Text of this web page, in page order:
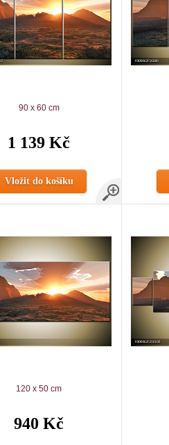
90 x 60 cm
1 139 Kč
Vložit do košíku
120 x 50 cm
940 Kč